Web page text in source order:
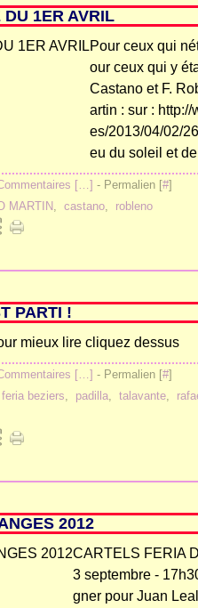
1ER AVRIL
Pour ceux qui
our ceux qui y
Castano et F.
artin : sur :
es/2013/04/02/
eu du soleil et
[…] - Permalien [#]
MARTIN, castano, robleno
PARTI !
mieux lire cliquez dessus
[…] - Permalien [#]
feria beziers, padilla, talavante,
2012
CARTELS FERIA
3 septembre -
gner pour Juan